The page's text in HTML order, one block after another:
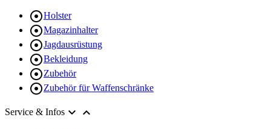
Holster
Magazinhalter
Jagdausrüstung
Bekleidung
Zubehör
Zubehör für Waffenschränke
Service & Infos  